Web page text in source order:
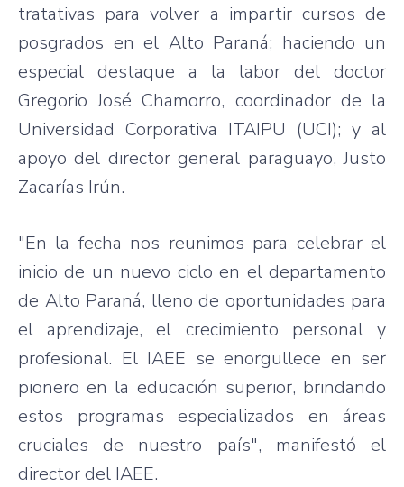
tratativas para volver a impartir cursos de
posgrados en el Alto Paraná; haciendo un
especial destaque a la labor del doctor
Gregorio José Chamorro, coordinador de la
Universidad Corporativa ITAIPU (UCI); y al
apoyo del director general paraguayo, Justo
Zacarías Irún.
"En la fecha nos reunimos para celebrar el
inicio de un nuevo ciclo en el departamento
de Alto Paraná, lleno de oportunidades para
el aprendizaje, el crecimiento personal y
profesional. El IAEE se enorgullece en ser
pionero en la educación superior, brindando
estos programas especializados en áreas
cruciales de nuestro país", manifestó el
director del IAEE.